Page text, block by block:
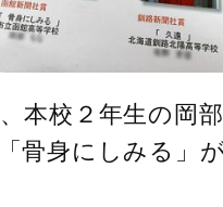
本校２年生の岡
骨身にしみる」